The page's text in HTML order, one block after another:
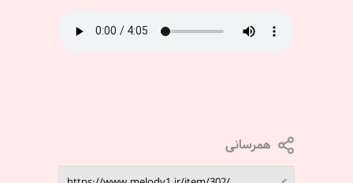
همرسانی